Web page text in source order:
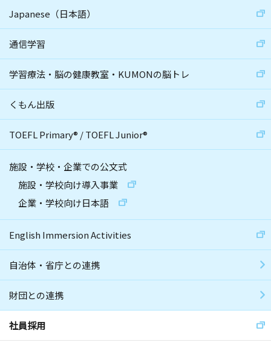
Japanese（日本語）
通信学習
学習療法・脳の健康教室・KUMONの脳トレ
くもん出版
TOEFL Primary® /TOEFL Junior®
施設・学校・企業での公文式
施設・学校向け導入事業
企業・学校向け日本語
English Immersion Activities
自治体・省庁との連携
財団との連携
社員採用